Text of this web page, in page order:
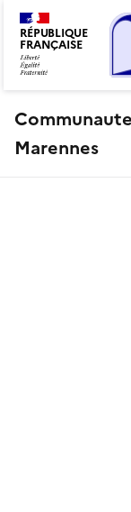
RÉPUBLIQUE
FRANÇAISE
Marennes